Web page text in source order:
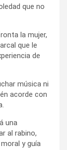
que no
la mujer,
que le
de
música ni
acorde con
una
al rabino,
y guía